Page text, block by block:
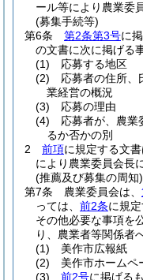
ール等により農業委
(募集手続等)
第6条
第2条第3号に
の文書に次に掲げる
(1)
応募する地区
(2)
応募者の住所、
業経営の概況
(3)
応募の理由
(4)
応募者が、農業
るか否かの別
2
前項に規定する文
により農業委員会長
(推薦及び募集の周知)
第7条
農業委員会は、
っては、 前2条に規
その他必要な事項を
り、農業者等関係者
(1)
美作市広報紙
(2)
美作市ホームペ
(3)
前2号に掲げる